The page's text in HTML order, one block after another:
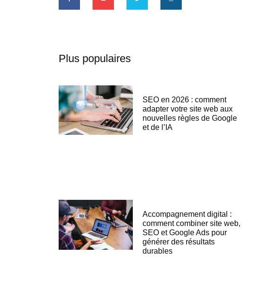
Plus populaires
SEO en 2026 : comment
adapter votre site web aux
nouvelles règles de Google
et de l’IA
Accompagnement digital :
comment combiner site web,
SEO et Google Ads pour
générer des résultats
durables